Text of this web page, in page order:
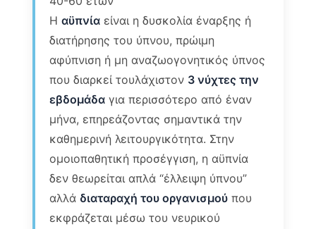
Ηαϋπνία είναι η δυσκολία έναρξης ή
διατήρησης του ύπνου, πρώιμη
αφύπνιση ή μη αναζωογονητικός ύπνος
που διαρκεί τουλάχιστον 3 νύχτες την
εβδομάδα για περισσότερο από έναν
μήνα, επηρεάζοντας σημαντικά την
καθημερινή λειτουργικότητα. Στην
ομοιοπαθητική προσέγγιση, η αϋπνία
δεν θεωρείται απλά “έλλειψη ύπνου”
αλλά διαταραχή του οργανισμού που
εκφράζεται μέσω του νευρικού